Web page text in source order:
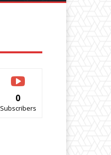
0
Subscribers